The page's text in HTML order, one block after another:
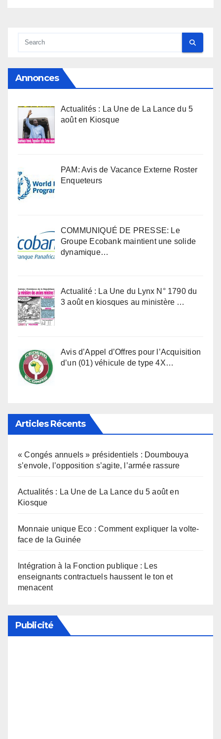
Annonces
Actualités : La Une de La Lance du 5
août en Kiosque
PAM: Avis de Vacance Externe Roster
Enqueteurs
COMMUNIQUÉ DE PRESSE: Le
Groupe Ecobank maintient une solide
dynamique…
Actualité : La Une du Lynx N° 1790 du
3 août en kiosques au ministère …
Avis d’Appel d’Offres pour l’Acquisition
d’un (01) véhicule de type 4X…
Articles Récents
« Congés annuels » présidentiels : Doumbouya
s’envole, l’opposition s’agite, l’armée rassure
Actualités : La Une de La Lance du 5 août en
Kiosque
Monnaie unique Eco : Comment expliquer la volte-
face de la Guinée
Intégration à la Fonction publique : Les
enseignants contractuels haussent le ton et
menacent
Publicité